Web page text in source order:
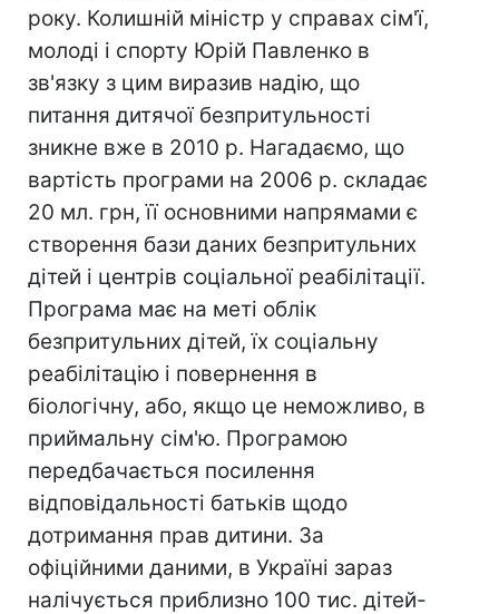
року. Колишній міністр у справах сім'ї,
молоді і спорту Юрій Павленко в
зв'язку з цим виразив надію, що
питання дитячої безпритульності
зникне вже в 2010 р. Нагадаємо, що
вартість програми на 2006 р. складає
20 мл. грн, її основними напрямами є
створення бази даних безпритульних
дітей і центрів соціальної реабілітації.
Програма має на меті облік
безпритульних дітей, їх соціальну
реабілітацію і повернення в
біологічну, або, якщо це неможливо, в
приймальну сім'ю. Програмою
передбачається посилення
відповідальності батьків щодо
дотримання прав дитини. За
офіційними даними, в Україні зараз
налічується приблизно 100 тис. дітей-